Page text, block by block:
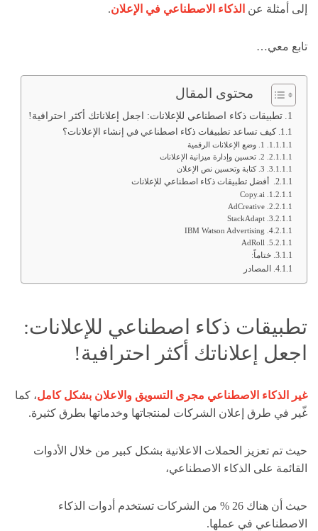
إلى أمثلة عن الذكاء الاصطناعي في الإعلان.
تابع معي…
محتوى المقال
تطبيقات ذكاء اصطناعي للإعلانات: اجعل إعلاناتك أكثر احترافية!
كيف تساعد تطبيقات ذكاء اصطناعي في إنشاء الإعلانات؟
1. وضع الإعلانات الرقمية
2. تحسين وإدارة ميزانية الإعلانات
3. كتابة وتحسين نص الإعلان
أفضل تطبيقات ذكاء اصطناعي للإعلانات
Copy.ai
AdCreative
StackAdapt
IBM Watson Advertising
AdRoll
ختاماً:
المصادر
تطبيقات ذكاء اصطناعي للإعلانات:
اجعل إعلاناتك أكثر احترافية!
غير الذكاء الاصطناعي مجرى التسويق والاعلان بشكل كامل، كما
غّير في طرق إعلان الشركات لمنتجاتها وخدماتها بطرق كثيرة.
حيث تم تعزيز الحملات الاعلانية بشكل كبير من خلال الأدوات
القائمة على الذكاء الاصطناعي،
حيث أن هناك 26 % من الشركات تستخدم أدوات الذكاء
الاصطناعي في عملها.